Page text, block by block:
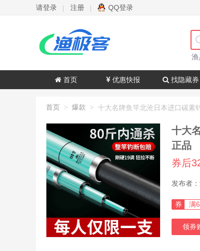
请登录 | 注册 | QQ登录
渔
首页 优惠快报 找隐藏券
首页 > 爆款 >
十大
正品
券后
券 满
领券